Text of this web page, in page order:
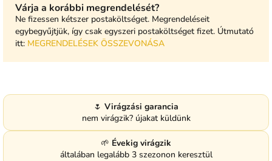
Várja a korábbi megrendelését?
Ne fizessen kétszer postaköltséget. Megrendeléseit
egybegyűjtjük, így csak egyszeri postaköltséget fizet. Útmutató
itt: MEGRENDELÉSEK ÖSSZEVONÁSA
🌷 Virágzási garancia
nem virágzik? újakat küldünk
🌱 Évekig virágzik
általában legalább 3 szezonon keresztül